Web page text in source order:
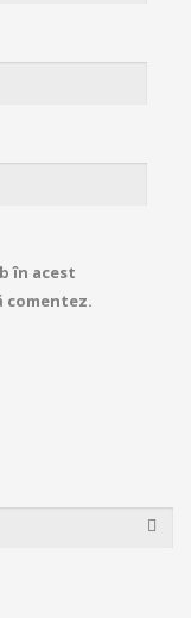
în acest
comentez.